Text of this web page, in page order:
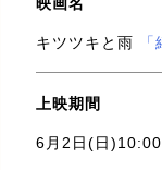
キツツキと雨
上映期間
6月2日(日